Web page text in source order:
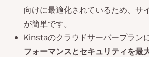
向けに最適化されているため、サ
が簡単です。
Kinstaのクラウドサーバープラン
フォーマンスとセキュリティを最